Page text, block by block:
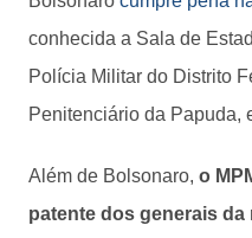
conhecida a Sala de
Polícia Militar do Distrito
Penitenciário da Papuda,
Além de Bolsonaro, o
patente dos generais